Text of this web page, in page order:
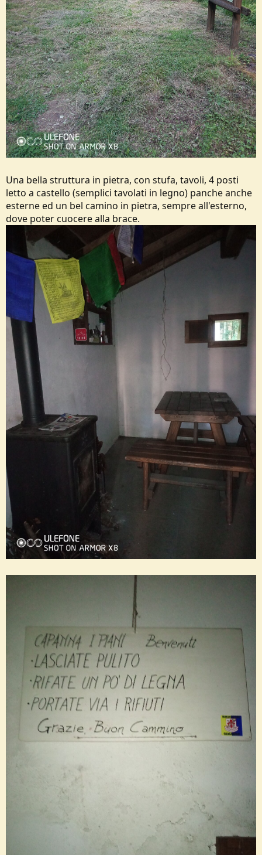
Una bella struttura in pietra, con stufa, tavoli, 4 posti
letto a castello (semplici tavolati in legno) panche anche
esterne ed un bel camino in pietra, sempre all'esterno,
dove poter cuocere alla brace.